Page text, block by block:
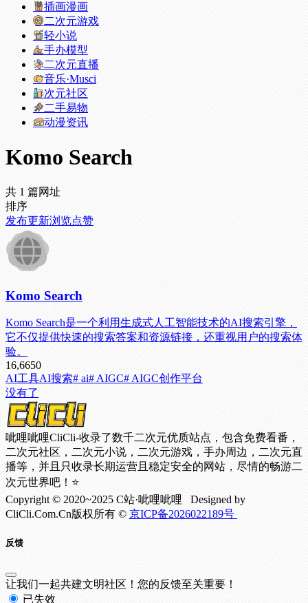
插画漫画
二次元游戏
轻小说
手办模型
二次元直播
音乐·Musci
次元社区
二手易物
动漫资讯
Komo Search
共 1 篇网址
排序
发布更新浏览点赞
Komo Search
Komo Search是一个利用生成式人工智能技术的AI搜索引擎，
它不仅提供快速的搜索答案和资源链接，还重视用户的搜索体
验。
16,6650
AI工具AI搜索# ai# AIGC# AIGC创作平台
没有了
呲哩呲哩CliCli-收录了数千二次元优质站点，包含免费看番，
二次元社区，二次元小说，二次元游戏，手办周边，二次元直
播等，并且只收录长期运营且稳定安全的网站，尽情的畅游二
次元世界吧！⭐
Copyright © 2020~2025 C站·呲哩呲哩 Designed by
CliCli.Com.Cn版权所有 © 京ICP备2026022189号
反馈
让我们一起共建文明社区！您的反馈至关重要！
已失效